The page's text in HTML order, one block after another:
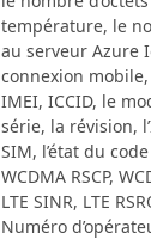
température, le
au serveur Azure
connexion
IMEI, ICCID, le
série, la révision,
SIM, l’état du
WCDMA RSCP,
LTE SINR, LTE
Numéro